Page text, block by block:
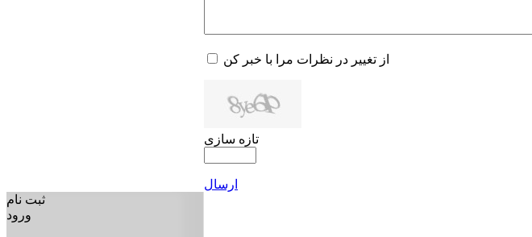
از تغییر در نظرات مرا با خبر کن
تازه سازی
ارسال
ثبت نام
ورود